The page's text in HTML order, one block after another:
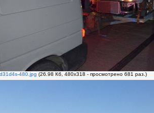
480.jpg (26.98 Кб, 480x318 - просмотрено 681 раз.)